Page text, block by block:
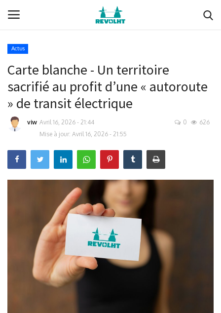
Revolht
Boucle du Hainaut
Documents (membres)
Media
Contacts
Actus
Carte blanche - Un territoire
sacrifié au profit d’une « autoroute
» de transit électrique
viw Avril 16, 2026 - 21:44
Mise à jour: Avril 16, 2026 - 21:55
0 626